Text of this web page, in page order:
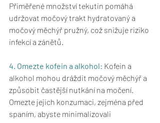
Přiměřené množství tekutin pomáhá
udržovat močový trakt hydratovaný a
močový měchýř pružný, což snižuje riziko
infekcí a zánětů.
4. Omezte kofein a alkohol: Kofein a
alkohol mohou dráždit močový měchýř a
způsobit častější nutkání na močení.
Omezte jejich konzumaci, zejména před
spaním, abyste minimalizovali